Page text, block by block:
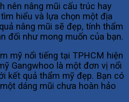
nên nâng mũi cấu trúc hay
hiểu và lựa chọn một địa
nâng mũi sẽ đẹp, tính thẩm
đối như mong muốn của bạn.
mỹ nổi tiếng tại TPHCM hiện
Gangwhoo là một đơn vị nổi
kết quả thẩm mỹ đẹp. Bạn có
dáng mũi chưa hoàn hảo